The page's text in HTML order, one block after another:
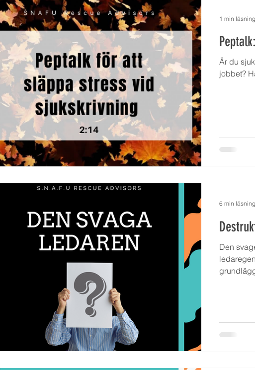
Är du
jobbet?
1 min läsning
Den
6 min läsning